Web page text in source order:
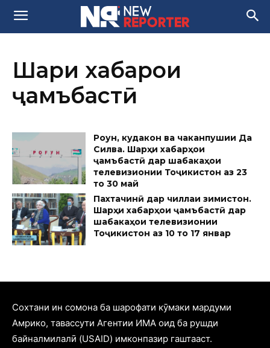
Шарҳи хабарҳои
ҷамъбастӣ
Роғун, кудакон ва чаканпушии Да
Силва. Шарҳи хабарҳои
ҷамъбастӣ дар шабакаҳои
телевизионии Тоҷикистон аз 23
то 30 май
Пахтачинӣ дар чиллаи зимистон.
Шарҳи хабарҳои ҷамъбастӣ дар
шабакаҳои телевизионии
Тоҷикистон аз 10 то 17 январ
Cохтани ин сомона ба шарофати кӯмаки мардуми
Амрико, тавассути Агентии ИМА оид ба рушди
байналмилалӣ (USAID) имконпазир гаштааст.